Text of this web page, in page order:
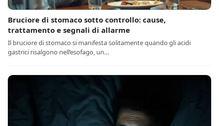
Bruciore di stomaco sotto controllo: cause,
trattamento e segnali di allarme
Il bruciore di stomaco si manifesta solitamente quando gli acidi
gastrici risalgono nell’esofago, un…